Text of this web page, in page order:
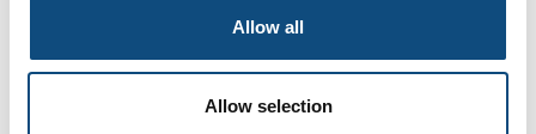
Allow all
Allow selection